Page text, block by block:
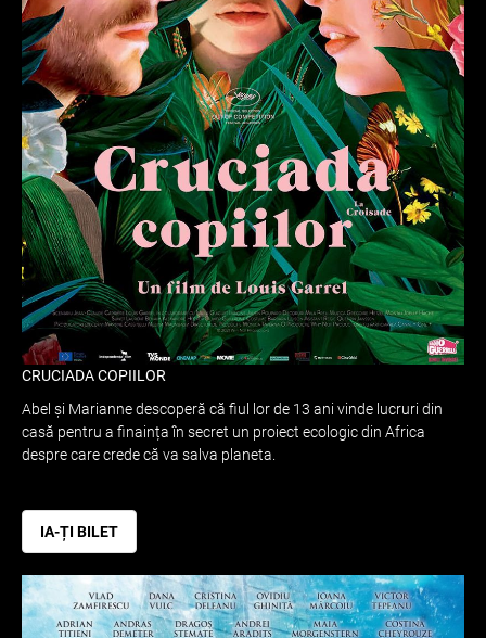
CRUCIADA COPIILOR
Abel și Marianne descoperă că fiul lor de 13 ani vinde lucruri din
casă pentru a finaința în secret un proiect ecologic din Africa
despre care crede că va salva planeta.
IA-ȚI BILET